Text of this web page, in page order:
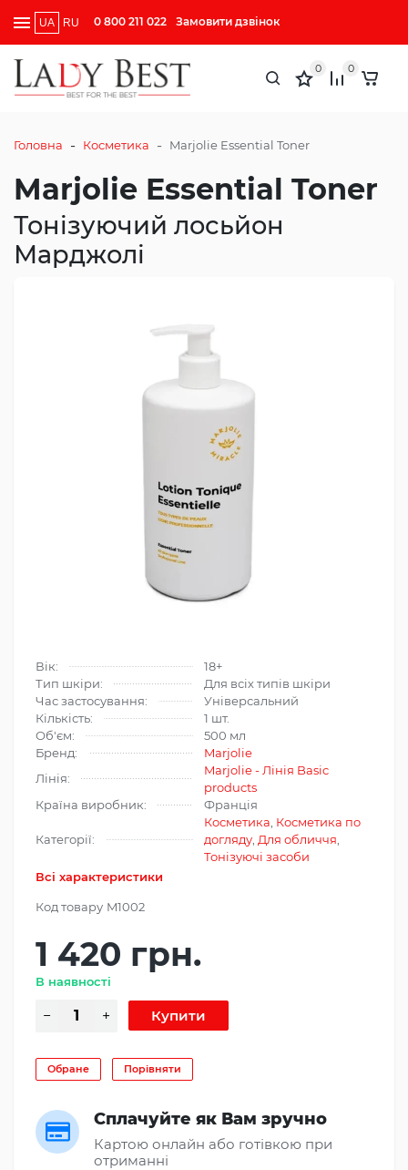
UA RU 0 800 211 022 Замовити дзвінок
0 0
Головна - Косметика - Marjolie Essential Toner
Marjolie Essential Toner
Тонізуючий лосьйон
Марджолі
Вік:
18+
Тип шкіри:
Для всіх типів шкіри
Час застосування:
Універсальний
Кількість:
1 шт.
Об'єм:
500 мл
Бренд:
Marjolie
Лінія:
Marjolie - Лінія Basic
products
Країна виробник:
Франція
Категорії:
Косметика Косметика по
догляду Для обличчя
Тонізуючі засоби
Всі характеристики
Код товару M1002
1 420 грн.
В наявності
Обране Порівняти
Сплачуйте як Вам зручно
Картою онлайн або готівкою при
отриманні